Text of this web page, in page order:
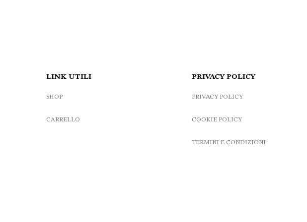
LINK UTILI
SHOP
CARRELLO
PRIVACY POLICY
PRIVACY POLICY
COOKIE POLICY
TERMINI E CONDIZIONI